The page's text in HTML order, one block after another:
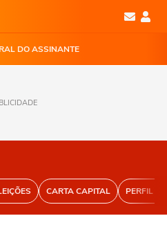
DO ASSINANTE
CARTA CAPITAL PERFIL